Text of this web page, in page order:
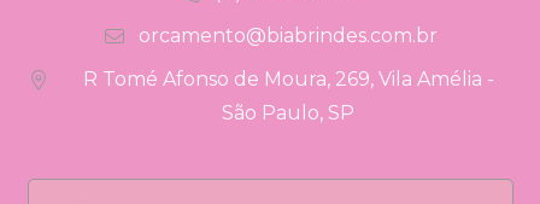
orcamento@biabrindes.com.br
R Tomé Afonso de Moura, 269, Vila Amélia -
São Paulo, SP